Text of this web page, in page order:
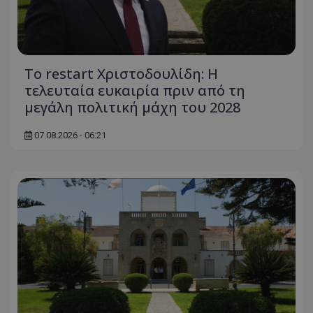
Το restart Χριστοδουλίδη: Η
τελευταία ευκαιρία πριν από τη
μεγάλη πολιτική μάχη του 2028
07.08.2026 - 06:21
ASP.NET_SessionId
Microsoft Corporation
VISITOR_PRIVACY_METADATA
YouTube
.youtube.com